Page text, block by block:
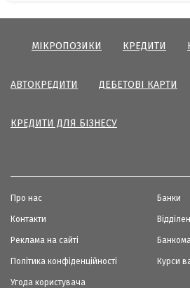
МІКРОПОЗИКИ КРЕДИТИ
АВТОКРЕДИТИ ДЕБЕТОВІ КАРТИ
КРЕДИТИ ДЛЯ БІЗНЕСУ
Про нас
Контакти
Реклама на сайті
Політика конфіденційності
Угода користувача
Банки
Курси